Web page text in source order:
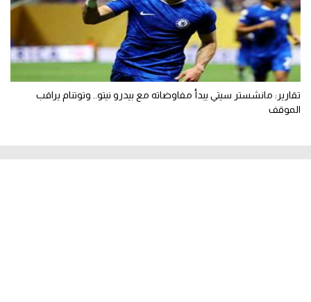
تقارير: مانشستر سيتي يبدأ مفاوضاته مع بيدرو نيتو.. وتوتنام يراقب
الموقف